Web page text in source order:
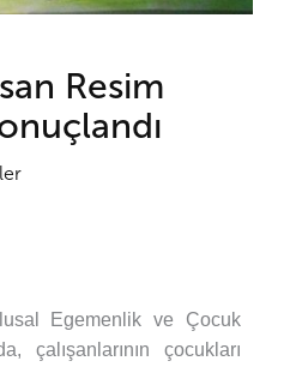
Resim
Egemenlik ve Çocuk
çalışanlarının çocukları